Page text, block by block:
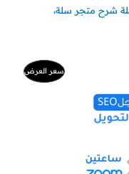
شرح متجر سلة،
سعر العرضمنتج